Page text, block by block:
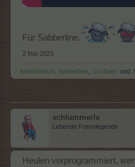
Für Sabberline.
2 Mai 2023
MariaWiesel Sabberline .cvzbaer. und
schlummerle
Lebende Forenlegende
Heulen vorprogrammiert,